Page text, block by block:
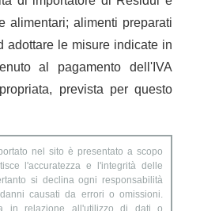
alimentari; alimenti preparati
adottare le misure indicate in
al pagamento dell'IVA
prevista per questo
nel sito è presentato a scopo
l'accuratezza e l'integrità delle
si declina ogni responsabilità
causati da errori o omissioni.
in relazione all'utilizzo di dati o